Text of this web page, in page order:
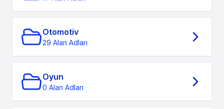
Otomotiv
29 Alan Adları
Oyun
0 Alan Adları